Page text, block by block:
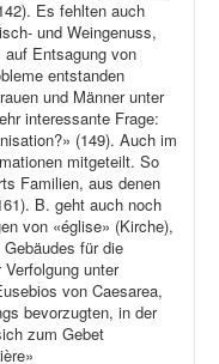
Es fehlten auch
und Weingenuss,
Entsagung von
entstanden
und Männer unter
interessante Frage:
(149). Auch im
mitgeteilt. So
Familien, aus denen
B. geht auch noch
von «église» (Kirche),
für die
unter
von Caesarea,
bevorzugten, in der
zum Gebet